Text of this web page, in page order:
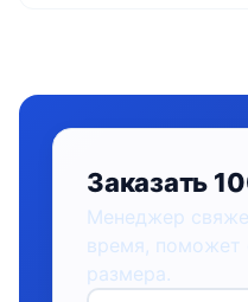
Заказать
Менеджер
время, поможет
размера.